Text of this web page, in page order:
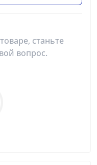
станьте
вопрос.